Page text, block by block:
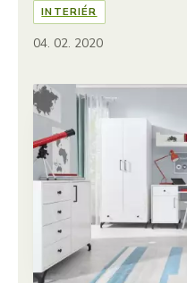
INTERIÉR
04. 02. 2020